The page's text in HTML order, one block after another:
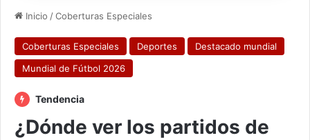
Inicio /Coberturas Especiales
Coberturas Especiales Deportes
Destacado mundial
Mundial de Fútbol 2026
Tendencia
¿Dónde ver los partidos de